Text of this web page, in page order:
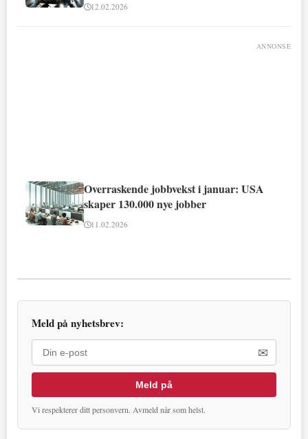
12.02.2026
ANNONSE
Overraskende jobbvekst i januar: USA
skaper 130.000 nye jobber
11.02.2026
Meld på nyhetsbrev:
✉
Meld på
Vi respekterer ditt personvern. Avmeld når som helst.